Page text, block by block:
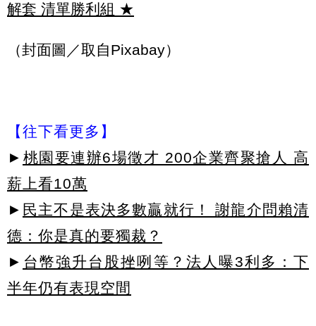
解套 清單勝利組 ★
（封面圖／取自Pixabay）
【往下看更多】
► 桃園要連辦6場徵才 200企業齊聚搶人 高
薪上看10萬
► 民主不是表決多數贏就行！ 謝龍介問賴清
德：你是真的要獨裁？
► 台幣強升台股挫咧等？法人曝3利多：下
半年仍有表現空間